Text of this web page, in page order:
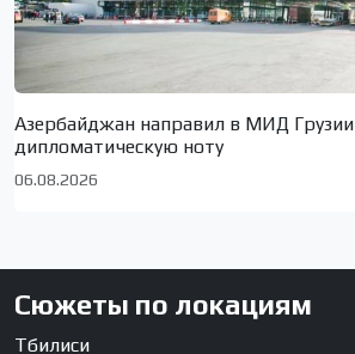
Азербайджан направил в МИД Грузии
дипломатическую ноту
06.08.2026
Сюжеты по локациям
Тбилиси